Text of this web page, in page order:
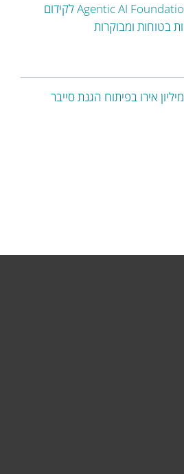
ESET מצטרפת ל-Agentic AI Foundation לקידום
ESET משקיעה 40 מיליון אירו בפיתוח הגנת סייבר